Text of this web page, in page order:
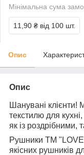
Мінімальна сума
11,90 ₴ від 100 шт.
Опис
Опис
Шанувані клієнти!
текстилю для
як із роздрібними,
Рушники ТМ
якісних рушників